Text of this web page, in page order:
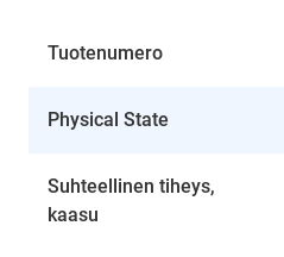
Tuotenumero
Physical State
Suhteellinen tiheys,
kaasu